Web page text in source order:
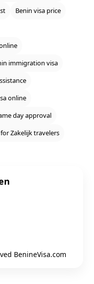
Benin visa price
immigration visa
online
day approval
Zakelijk travelers
BenineVisa.com